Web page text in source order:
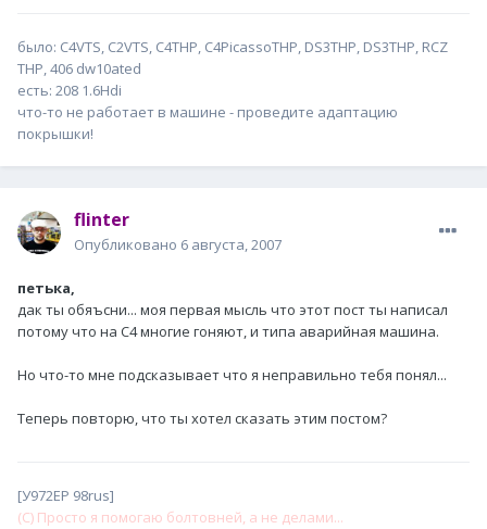
было: С4VTS, C2VTS, C4THP, C4PicassoTHP, DS3THP, DS3THP, RCZ
THP, 406 dw10ated
есть: 208 1.6Hdi
что-то не работает в машине - проведите адаптацию
покрышки!
flinter
Опубликовано 6 августа, 2007
петька,
дак ты обяъсни... моя первая мысль что этот пост ты написал
потому что на С4 многие гоняют, и типа аварийная машина.
Но что-то мне подсказывает что я неправильно тебя понял...
Теперь повторю, что ты хотел сказать этим постом?
[У972ЕР 98rus]
(С) Просто я помогаю болтовней, а не делами...